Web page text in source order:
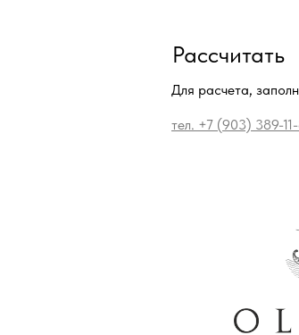
Рассчитать
Для расчета,
тел. +7 (903) 389-